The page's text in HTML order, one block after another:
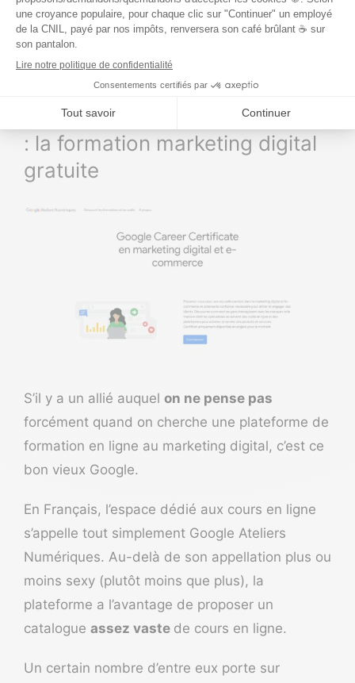
bases du référencement naturel.
Côté prix, c’est gratuit (traduction pour ceux qui
ont un bac L : ce n’est vraiment
5) Google Ateliers Numériques
: la formation marketing digital
gratuite
S’il y a un allié auquel on ne pense pas
forcément quand on cherche une plateforme de
formation en ligne au marketing digital, c’est ce
bon vieux Google.
En Français, l’espace dédié aux cours en ligne
s’appelle tout simplement Google Ateliers
Numériques. Au-delà de son appellation plus ou
moins sexy (plutôt moins que plus), la
plateforme a l’avantage de proposer un
catalogue assez vaste de cours en ligne.
Un certain nombre d’entre eux porte sur